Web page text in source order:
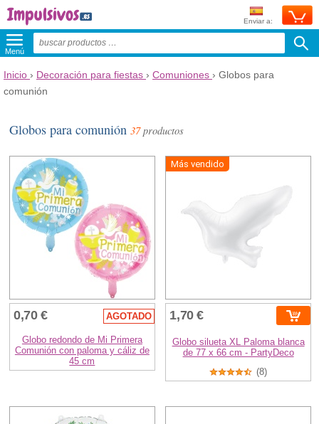
Enviar a:
Menú
Inicio › Decoración para fiestas › Comuniones › Globos para
comunión
Globos para comunión37productos
0,70 € AGOTADO
Globo redondo de Mi Primera
Comunión con paloma y cáliz de
45 cm
Más vendido
1,70 €
Globo silueta XL Paloma blanca
de 77 x 66 cm - PartyDeco
(8)